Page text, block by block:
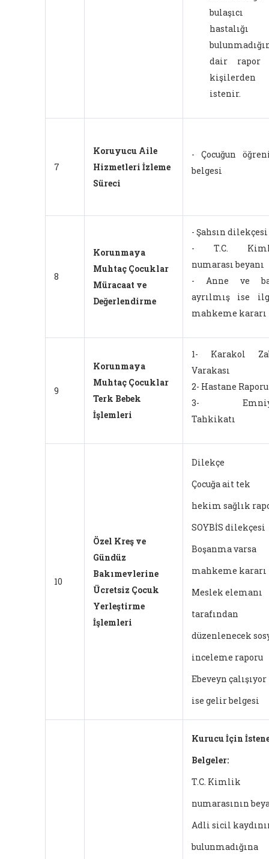
bulaşıcı
hastalığı
dair rapor
kişilerden
istenir.
7
Koruyucu Aile
Hizmetleri İzleme
Süreci
- Çocuğun
belgesi
8
Korunmaya
Muhtaç Çocuklar
Müracaat ve
Değerlendirme
- Şahsın dilekçesi
- T.C.
numarası beyanı
- Anne ve
ayrılmış ise
mahkeme kararı
9
Korunmaya
Muhtaç Çocuklar
Terk Bebek
İşlemleri
1- Karakol
Varakası
2- Hastane Raporu
3-
Tahkikatı
10
Özel Kreş ve
Gündüz
Bakımevlerine
Ücretsiz Çocuk
Yerleştirme
İşlemleri
Dilekçe
Çocuğa ait tek
hekim sağlık
SOYBİS dilekçesi
Boşanma varsa
mahkeme kararı
Meslek elemanı
tarafından
düzenlenecek
inceleme raporu
Ebeveyn çalışıyor
ise gelir belgesi
Kurucu İçin
Belgeler:
T.C. Kimlik
numarasının
Adli sicil
bulunmadığına